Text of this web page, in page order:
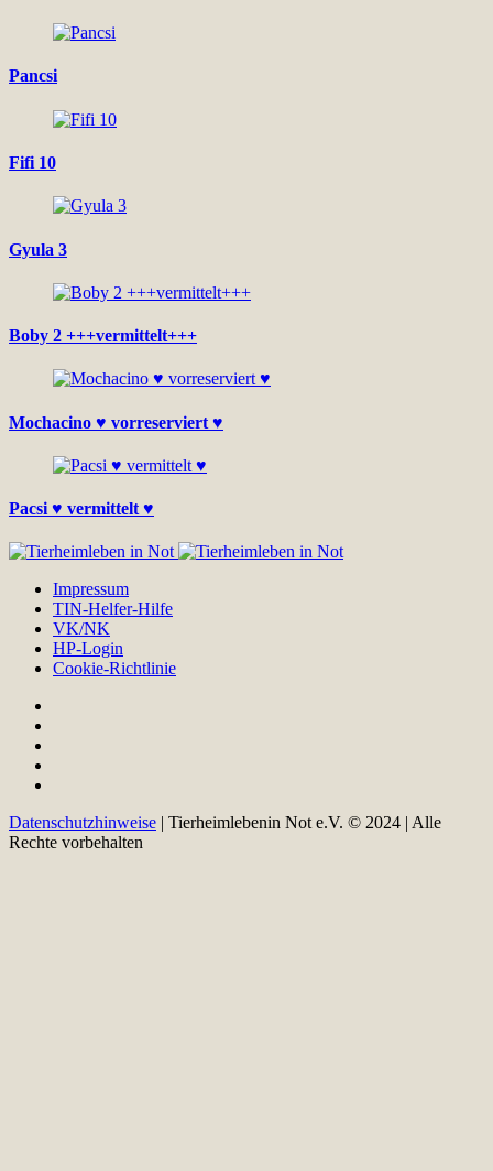
Pancsi
Fifi 10
Gyula 3
Boby 2 +++vermittelt+++
Mochacino ♥ vorreserviert ♥
Pacsi ♥ vermittelt ♥
Impressum
TIN-Helfer-Hilfe
VK/NK
HP-Login
Cookie-Richtlinie
Datenschutzhinweise | Tierheimlebenin Not e.V. © 2024 | Alle
Rechte vorbehalten